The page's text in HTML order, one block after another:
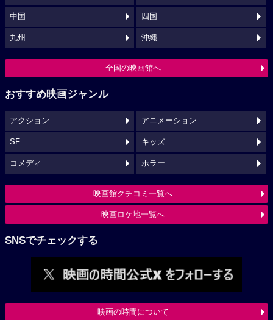
中国 四国
九州 沖縄
全国の映画館へ
おすすめ映画ジャンル
アクション アニメーション
SF キッズ
コメディ ホラー
映画館クチコミ一覧へ
映画ロケ地一覧へ
SNSでチェックする
映画の時間について